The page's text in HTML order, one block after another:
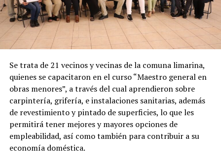
Se trata de 21 vecinos y vecinas de la comuna limarina,
quienes se capacitaron en el curso “Maestro general en
obras menores”, a través del cual aprendieron sobre
carpintería, grifería, e instalaciones sanitarias, además
de revestimiento y pintado de superficies, lo que les
permitirá tener mejores y mayores opciones de
empleabilidad, así como también para contribuir a su
economía doméstica.